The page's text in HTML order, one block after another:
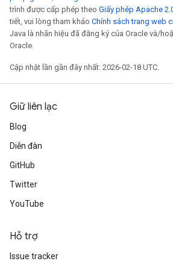
trình được cấp phép theo Giấy phép Apache
tiết, vui lòng tham khảo Chính sách trang web
Java là nhãn hiệu đã đăng ký của Oracle và/
Oracle.
Cập nhật lần gần đây nhất: 2026-02-18 UTC.
Giữ liên lạc
Blog
Diễn đàn
GitHub
Twitter
YouTube
Hỗ trợ
Issue tracker